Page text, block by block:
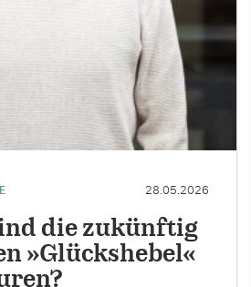
28.05.2026
die zukünftig
»Glückshebel«